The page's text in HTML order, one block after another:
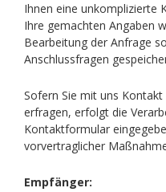
Ihnen eine unkomplizierte
Ihre gemachten Angaben
Bearbeitung der Anfrage
Anschlussfragen
Sofern Sie mit uns
erfragen, erfolgt die
Kontaktformular
vorvertraglicher
Empfänger: